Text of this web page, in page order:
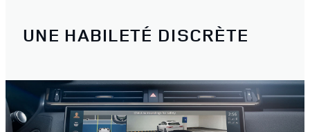
UNE HABILETÉ DISCRÈTE